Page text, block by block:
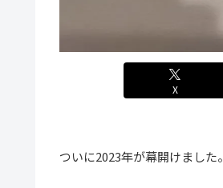
X
ついに2023年が幕開けました。